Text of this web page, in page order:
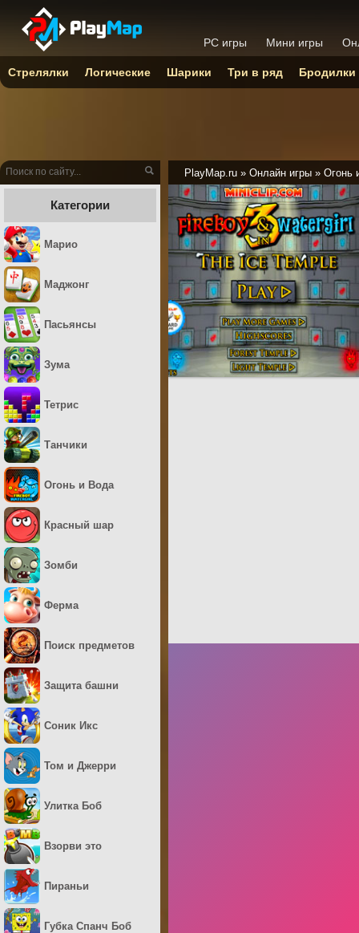
PlayMap.ru » Онлайн игры » Огонь
Категории
Марио
Маджонг
Пасьянсы
Зума
Тетрис
Танчики
Огонь и Вода
Красный шар
Зомби
Ферма
Поиск предметов
Защита башни
Соник Икс
Том и Джерри
Улитка Боб
Взорви это
Пираньи
Губка Спанч Боб
PC игры Мини игры
Стрелялки Логические Шарики Три в ряд Бродилки